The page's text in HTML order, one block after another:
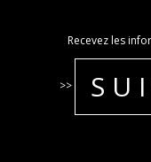
Recevez les
>>